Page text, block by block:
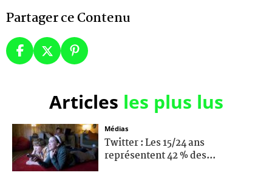
Partager ce Contenu
Articles les plus lus
Médias
Twitter : Les 15/24 ans
représentent 42 % des...